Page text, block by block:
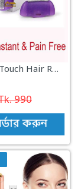
Finishing Touch Hair Remover Epilator Tool Instant Pain With Sensor Light Hair Removal
990
করুন